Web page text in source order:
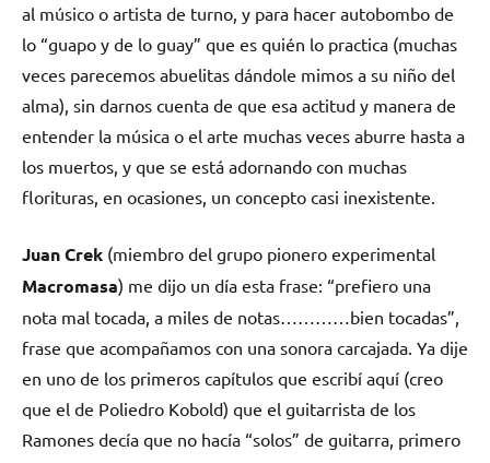
al músico o artista de turno, y para hacer autobombo de
lo “guapo y de lo guay” que es quién lo practica (muchas
veces parecemos abuelitas dándole mimos a su niño del
alma), sin darnos cuenta de que esa actitud y manera de
entender la música o el arte muchas veces aburre hasta a
los muertos, y que se está adornando con muchas
florituras, en ocasiones, un concepto casi inexistente.
Juan Crek (miembro del grupo pionero experimental
Macromasa) me dijo un día esta frase: “prefiero una
nota mal tocada, a miles de notas…………bien tocadas”,
frase que acompañamos con una sonora carcajada. Ya dije
en uno de los primeros capítulos que escribí aquí (creo
que el de Poliedro Kobold) que el guitarrista de los
Ramones decía que no hacía “solos” de guitarra, primero